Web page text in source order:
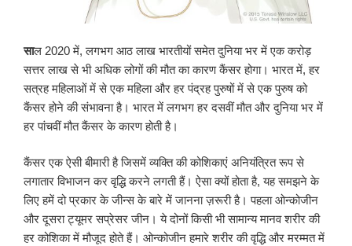
साल 2020 में, लगभग आठ लाख भारतीयों समेत दुनिया भर में एक करोड़
सत्तर लाख से भी अधिक लोगों की मौत का कारण कैंसर होगा। भारत में, हर
सत्रह महिलाओं में से एक महिला और हर पंद्रह पुरुषों में से एक पुरुष को
कैंसर होने की संभावना है। भारत में लगभग हर दसवीं मौत और दुनिया भर में
हर पांचवीं मौत कैंसर के कारण होती है।
कैंसर एक ऐसी बीमारी है जिसमें व्यक्ति की कोशिकाएं अनियंत्रित रूप से
लगातार विभाजन कर वृद्धि करने लगती हैं। ऐसा क्यों होता है, यह समझने के
लिए हमें दो प्रकार के जीन्स के बारे में जानना ज़रूरी है। पहला ओन्कोजीन
और दूसरा ट्यूमर सप्रेसर जीन। ये दोनों किसी भी सामान्य मानव शरीर की
हर कोशिका में मौजूद होते हैं। ओन्कोजीन हमारे शरीर की वृद्धि और मरम्मत में